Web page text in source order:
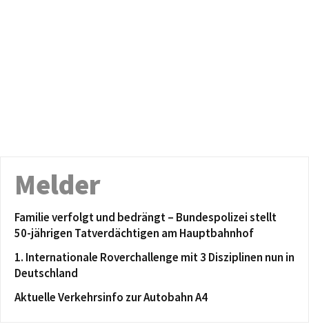
Melder
Familie verfolgt und bedrängt – Bundespolizei stellt
50-jährigen Tatverdächtigen am Hauptbahnhof
1. Internationale Roverchallenge mit 3 Disziplinen nun in
Deutschland
Aktuelle Verkehrsinfo zur Autobahn A4